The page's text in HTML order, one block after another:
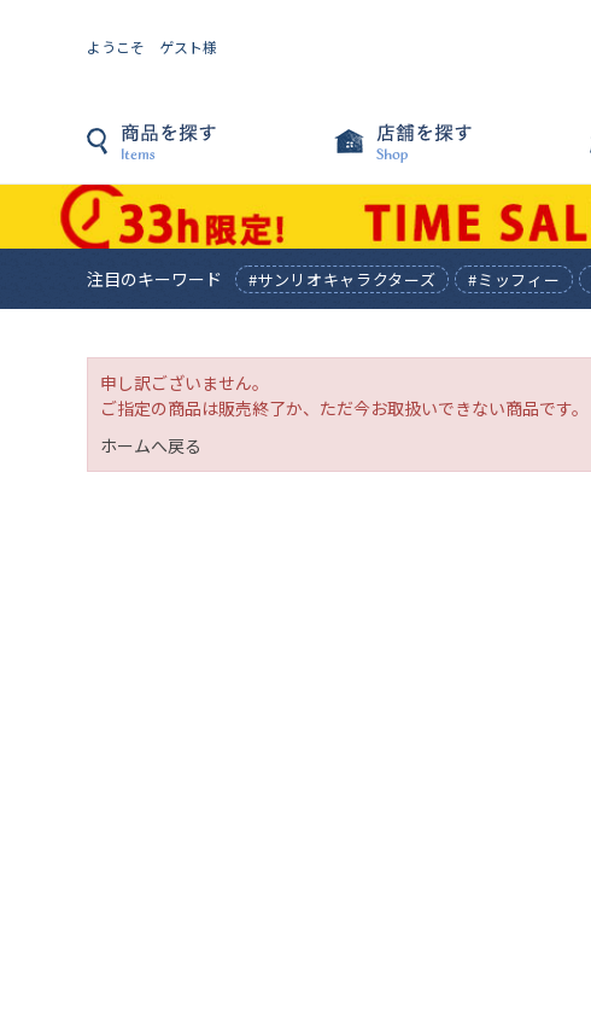
ようこそ ゲスト様
注目のキーワード #サンリオキャラクターズ #ミッフィー
申し訳ございません。
ご指定の商品は販売終了か、ただ今お取扱いできない商品です。
ホームへ戻る